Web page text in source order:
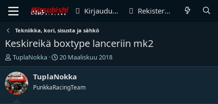
Kirjaudu sisään Rekisteröidy
Tekniikka, kori, sisusta ja sähkö
Keskireikä boxtype lanceriin mk2
V
i
e
s
t
TuplaNokka
A
l
o
t
20 Maaliskuu 2018
TuplaNokka
PunkkaRacingTeam